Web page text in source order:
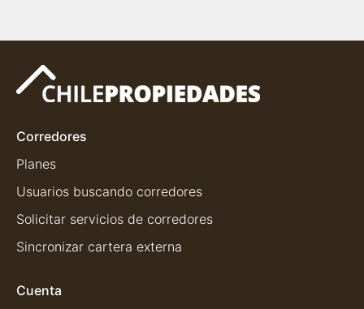
Corredores
Planes
Usuarios buscando corredores
Solicitar servicios de corredores
Sincronizar cartera externa
Cuenta